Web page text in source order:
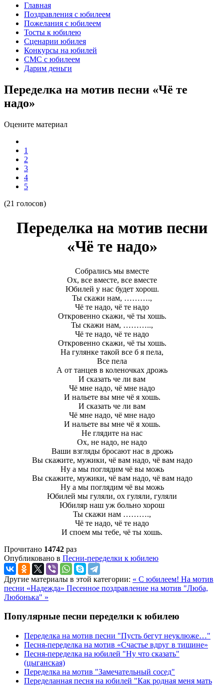
Главная
Поздравления с юбилеем
Пожелания с юбилеем
Тосты к юбилею
Сценарии юбилея
Конкурсы на юбилей
СМС с юбилеем
Дарим деньги
Переделка на мотив песни «Чё те
надо»
Оцените материал
1
2
3
4
5
(21 голосов)
Переделка на мотив песни
«Чё те надо»
Собрались мы вместе
Ох, все вместе, все вместе
Юбилей у нас будет хорош.
Ты скажи нам, ……….,
Чё те надо, чё те надо
Откровенно скажи, чё ты хошь.
Ты скажи нам, ………..,
Чё те надо, чё те надо
Откровенно скажи, чё ты хошь.
На гулянке такой все б я пела,
Все пела
А от танцев в коленочках дрожь
И сказать че ли вам
Чё мне надо, чё мне надо
И нальете вы мне чё я хошь.
И сказать че ли вам
Чё мне надо, чё мне надо
И нальете вы мне чё я хошь.
Не глядите на нас
Ох, не надо, не надо
Ваши взгляды бросают нас в дрожь
Вы скажите, мужики, чё вам надо, чё вам надо
Ну а мы поглядим чё вы можь
Вы скажите, мужики, чё вам надо, чё вам надо
Ну а мы поглядим чё вы можь
Юбилей мы гуляли, ох гуляли, гуляли
Юбиляр наш уж больно хорош
Ты скажи нам ……….,
Чё те надо, чё те надо
И споем мы тебе, чё ты хошь.
Прочитано 14742 раз
Опубликовано в Песни-переделки к юбилею
Другие материалы в этой категории: « С юбилеем! На мотив
песни «Надежда» Песенное поздравление на мотив "Люба,
Любонька" »
Популярные песни переделки к юбилею
Переделка на мотив песни "Пусть бегут неуклюже…"
Песня-переделка на мотив «Счастье вдруг в тишине»
Песня-переделка на юбилей "Ну что сказать"
(цыганская)
Переделка на мотив "Замечательный сосед"
Переделанная песня на юбилей "Как родная меня мать